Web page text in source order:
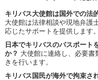
キリバス大使館は国外での法
大使館は法律相談や現地弁護
応じたサポートを提供します。
日本でキリバスのパスポート
か？ 大使館に連絡し、必要
きを行います。
キリバス国民が海外で拘束さ